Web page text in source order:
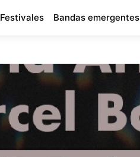
Festivales Bandas emergentes